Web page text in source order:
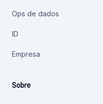
Ops de dados
ID
Empresa
Sobre